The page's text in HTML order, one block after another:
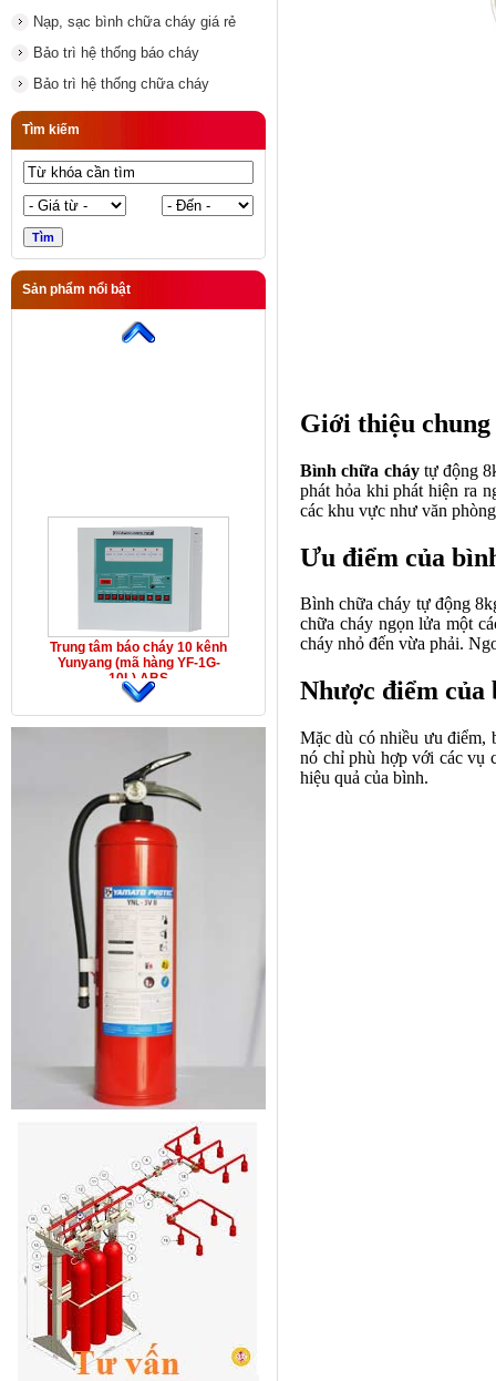
Nạp, sạc bình chữa cháy giá rẻ
Bảo trì hệ thống báo cháy
Bảo trì hệ thống chữa cháy
Tìm kiếm
Sản phẩm nổi bật
Trung tâm báo cháy 10 kênh
Yunyang (mã hàng YF-1G-
10L) ABS
Trung tâm báo cháy 10 kênh
Yunyang (mã hàng YF-1G-
10L) ABS
Giới thiệu
Bình chữa cháytự động
phát hỏa khi phát hiện ra
các khu vực như văn
Ưu điểm của
Bình chữa cháy tự động
chữa cháy ngọn lửa một
cháy nhỏ đến vừa phải.
Nhược điểm của
Mặc dù có nhiều ưu điểm,
nó chỉ phù hợp với các vụ
hiệu quả của bình.